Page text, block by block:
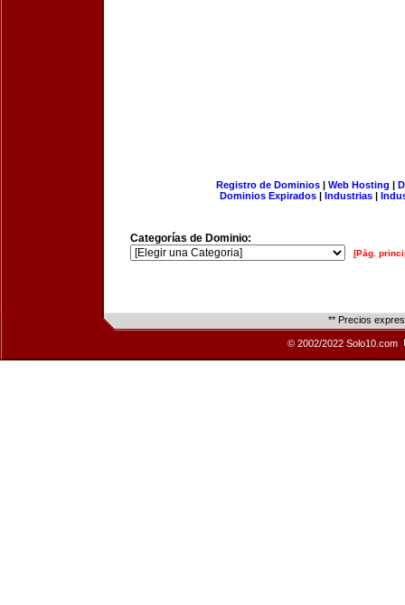
Registro de Dominios| Web Hosting |
Dominios Expirados | Industrias |
Categorías de Dominio:
[Pág.
** Precios
© 2002/2022 Solo10.com